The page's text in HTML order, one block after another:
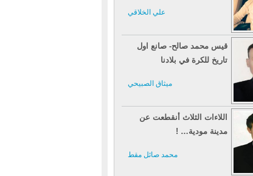
علي الخلاقي
قيس محمد صالح- صانع اول
تاريخ للكرة في بلادنا
ميثاق الصبيحي
اللاءات الثلاث أنقطعت عن
مدينة مودية… !
محمد صائل مقط